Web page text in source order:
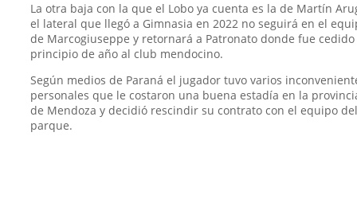
La otra baja con la que el Lobo ya cuenta es la de Martín
el lateral que llegó a Gimnasia en 2022 no seguirá en el
de Marcogiuseppe y retornará a Patronato donde fue cedido
principio de año al club mendocino.
Según medios de Paraná el jugador tuvo varios
personales que le costaron una buena estadía en la
de Mendoza y decidió rescindir su contrato con el equipo del
parque.